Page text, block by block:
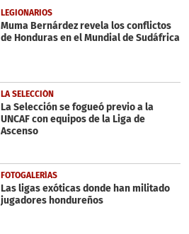
LEGIONARIOS
Muma Bernárdez revela los conflictos
de Honduras en el Mundial de Sudáfrica
LA SELECCIÓN
La Selección se fogueó previo a la
UNCAF con equipos de la Liga de
Ascenso
FOTOGALERÍAS
Las ligas exóticas donde han militado
jugadores hondureños